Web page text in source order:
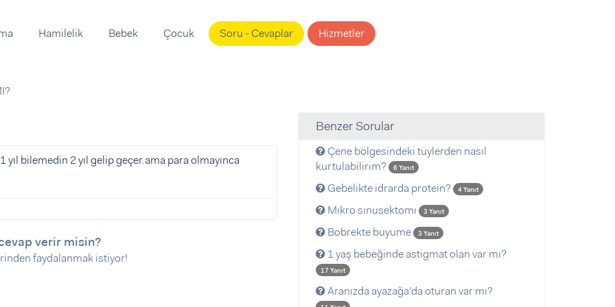
Hamilelik Bebek Çocuk Soru - Cevaplar Hizmetler
bilemedin 2 yıl gelip geçer.ama para olmayınca
verir misin?
faydalanmak istiyor!
Benzer Sorular
Çene bölgesindeki tüylerden nasıl
kurtulabilirim?
6 Yanıt
Gebelikte idrarda protein? 4 Yanıt
Mıkro sınusektomı 3 Yanıt
Bobrekte buyume 3 Yanıt
1 yaş bebeğinde astigmat olan var mı?
17 Yanıt
Aranızda ayazağa'da oturan var mı?